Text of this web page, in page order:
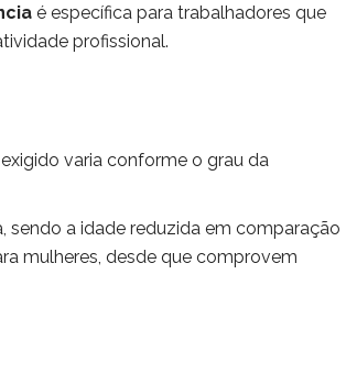
é específica para trabalhadores que
profissional.
varia conforme o grau da
sendo a idade reduzida em comparação
mulheres, desde que comprovem